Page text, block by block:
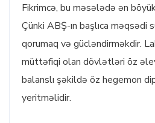
Fikrimcə, bu məsələdə ən
Çünki ABŞ-ın başlıca məqsədi
qorumaq və gücləndirməkdir.
müttəfiqi olan dövlətləri öz
balanslı şəkildə öz hegemon
yeritməlidir.